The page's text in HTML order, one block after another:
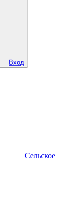
Вход
Сельское